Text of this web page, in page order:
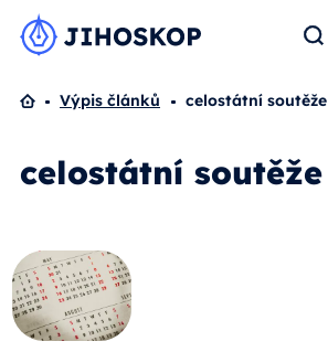
Domů
Výpis článků celostátní soutěže
celostátní soutěže